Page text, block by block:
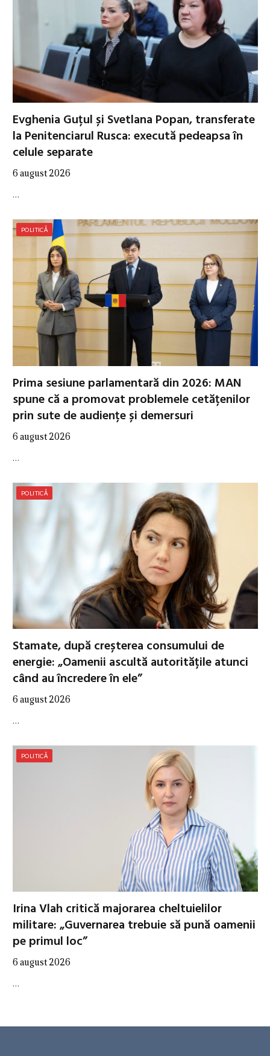
Evghenia Guțul și Svetlana Popan, transferate
la Penitenciarul Rusca: execută pedeapsa în
celule separate
6 august 2026
…
POLITICĂ
Prima sesiune parlamentară din 2026: MAN
spune că a promovat problemele cetățenilor
prin sute de audiențe și demersuri
6 august 2026
…
POLITICĂ
Stamate, după creșterea consumului de
energie: „Oamenii ascultă autoritățile atunci
când au încredere în ele”
6 august 2026
…
POLITICĂ
Irina Vlah critică majorarea cheltuielilor
militare: „Guvernarea trebuie să pună oamenii
pe primul loc”
6 august 2026
…